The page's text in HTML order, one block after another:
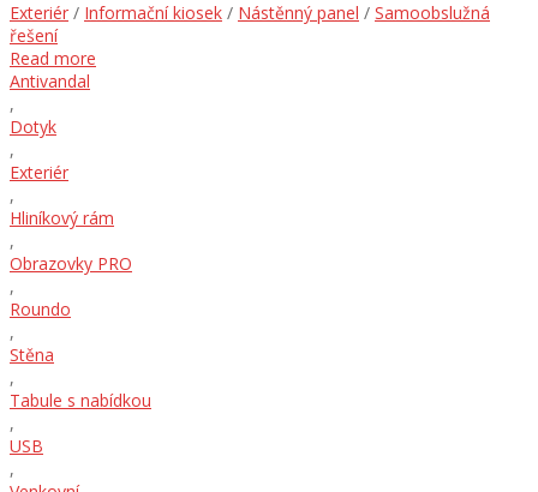
Exteriér / Informační kiosek / Nástěnný panel / Samoobslužná
řešení
Read more
Antivandal
,
Dotyk
,
Exteriér
,
Hliníkový rám
,
Obrazovky PRO
,
Roundo
,
Stěna
,
Tabule s nabídkou
,
USB
,